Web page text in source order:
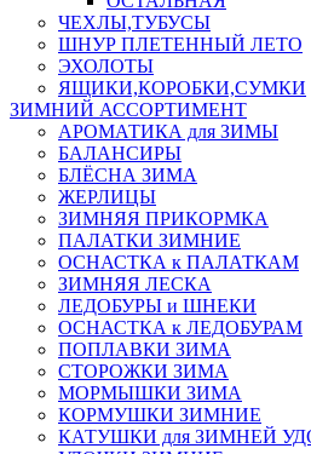
ЧЕХЛЫ,ТУБУСЫ
ШНУР ПЛЕТЕННЫЙ ЛЕТО
ЭХОЛОТЫ
ЯЩИКИ,КОРОБКИ,СУМКИ
ЗИМНИЙ АССОРТИМЕНТ
АРОМАТИКА для ЗИМЫ
БАЛАНСИРЫ
БЛЁСНА ЗИМА
ЖЕРЛИЦЫ
ЗИМНЯЯ ПРИКОРМКА
ПАЛАТКИ ЗИМНИЕ
ОСНАСТКА к ПАЛАТКАМ
ЗИМНЯЯ ЛЕСКА
ЛЕДОБУРЫ и ШНЕКИ
ОСНАСТКА к ЛЕДОБУРАМ
ПОПЛАВКИ ЗИМА
СТОРОЖКИ ЗИМА
МОРМЫШКИ ЗИМА
КОРМУШКИ ЗИМНИЕ
КАТУШКИ для ЗИМНЕЙ